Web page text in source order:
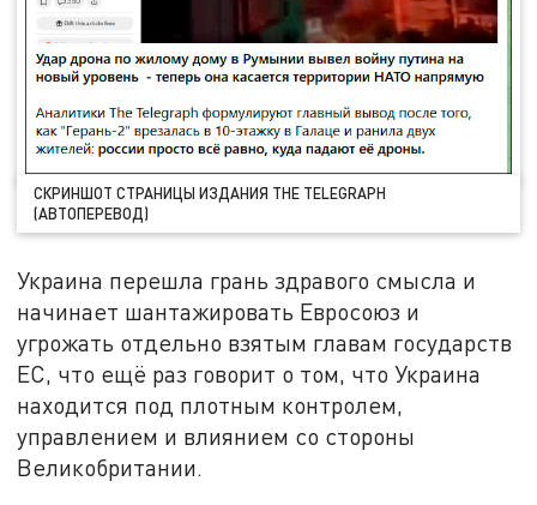
СКРИНШОТ СТРАНИЦЫ ИЗДАНИЯ THE TELEGRAPH
(АВТОПЕРЕВОД)
Украина перешла грань здравого смысла и
начинает шантажировать Евросоюз и
угрожать отдельно взятым главам государств
ЕС, что ещё раз говорит о том, что Украина
находится под плотным контролем,
управлением и влиянием со стороны
Великобритании.